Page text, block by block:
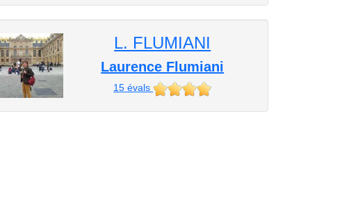
L. FLUMIANI
Laurence Flumiani
15 évals